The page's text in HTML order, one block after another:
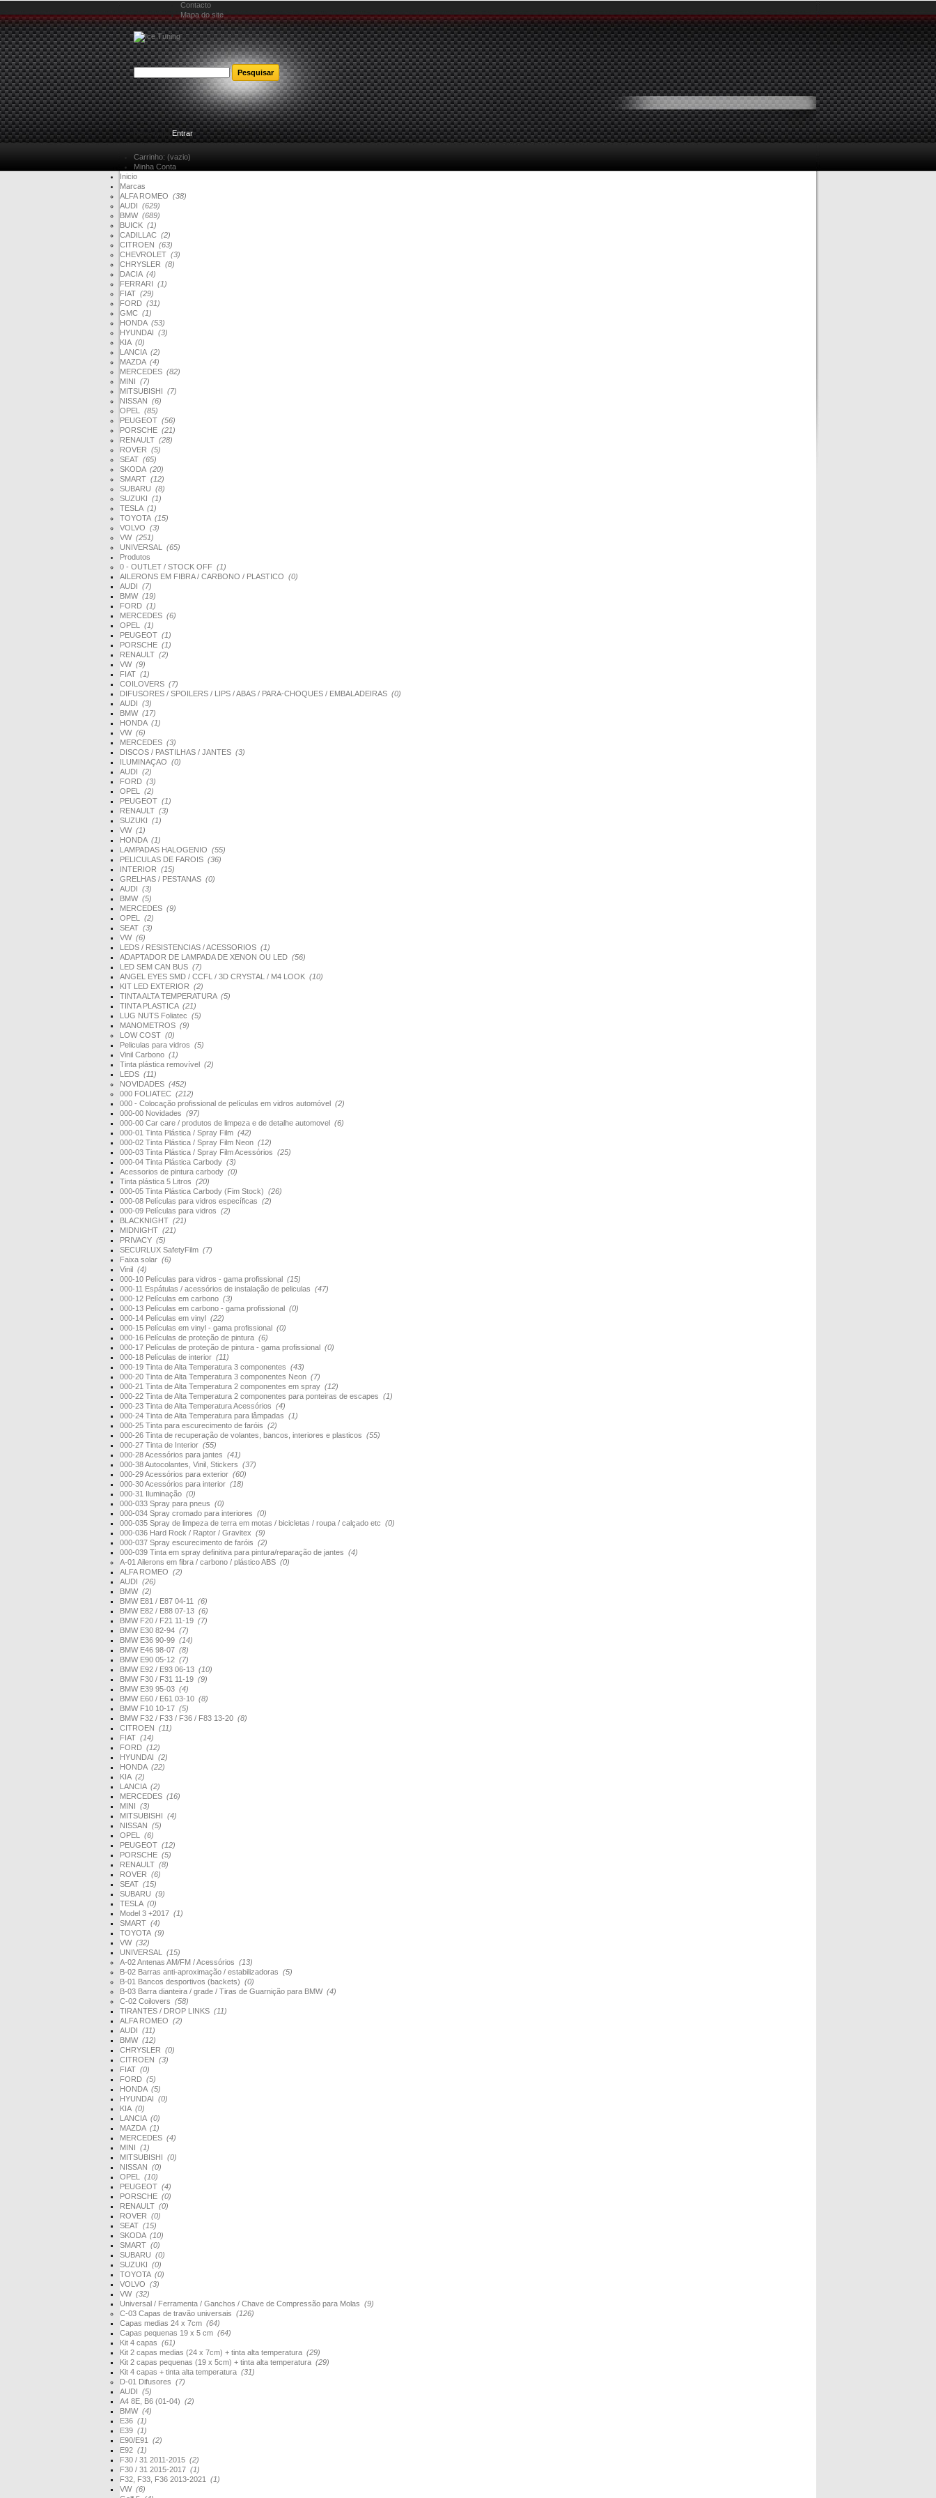
Contacto
Mapa do site
Bem-vindoEntrar
Carrinho: (vazio)
Minha Conta
Inicio
Marcas
ALFA ROMEO (38)
AUDI (629)
BMW (689)
BUICK (1)
CADILLAC (2)
CITROEN (63)
CHEVROLET (3)
CHRYSLER (8)
DACIA (4)
FERRARI (1)
FIAT (29)
FORD (31)
GMC (1)
HONDA (53)
HYUNDAI (3)
KIA (0)
LANCIA (2)
MAZDA (4)
MERCEDES (82)
MINI (7)
MITSUBISHI (7)
NISSAN (6)
OPEL (85)
PEUGEOT (56)
PORSCHE (21)
RENAULT (28)
ROVER (5)
SEAT (65)
SKODA (20)
SMART (12)
SUBARU (8)
SUZUKI (1)
TESLA (1)
TOYOTA (15)
VOLVO (3)
VW (251)
UNIVERSAL (65)
Produtos
0 - OUTLET / STOCK OFF (1)
AILERONS EM FIBRA / CARBONO / PLASTICO (0)
AUDI (7)
BMW (19)
FORD (1)
MERCEDES (6)
OPEL (1)
PEUGEOT (1)
PORSCHE (1)
RENAULT (2)
VW (9)
FIAT (1)
COILOVERS (7)
DIFUSORES / SPOILERS / LIPS / ABAS / PARA-CHOQUES / EMBALADEIRAS (0)
AUDI (3)
BMW (17)
HONDA (1)
VW (6)
MERCEDES (3)
DISCOS / PASTILHAS / JANTES (3)
ILUMINAÇAO (0)
AUDI (2)
FORD (3)
OPEL (2)
PEUGEOT (1)
RENAULT (3)
SUZUKI (1)
VW (1)
HONDA (1)
LAMPADAS HALOGENIO (55)
PELICULAS DE FAROIS (36)
INTERIOR (15)
GRELHAS / PESTANAS (0)
AUDI (3)
BMW (5)
MERCEDES (9)
OPEL (2)
SEAT (3)
VW (6)
LEDS / RESISTENCIAS / ACESSORIOS (1)
ADAPTADOR DE LAMPADA DE XENON OU LED (56)
LED SEM CAN BUS (7)
ANGEL EYES SMD / CCFL / 3D CRYSTAL / M4 LOOK (10)
KIT LED EXTERIOR (2)
TINTA ALTA TEMPERATURA (5)
TINTA PLASTICA (21)
LUG NUTS Foliatec (5)
MANOMETROS (9)
LOW COST (0)
Peliculas para vidros (5)
Vinil Carbono (1)
Tinta plástica removível (2)
LEDS (11)
NOVIDADES (452)
000 FOLIATEC (212)
000 - Colocação profissional de películas em vidros automóvel (2)
000-00 Novidades (97)
000-00 Car care / produtos de limpeza e de detalhe automovel (6)
000-01 Tinta Plástica / Spray Film (42)
000-02 Tinta Plástica / Spray Film Neon (12)
000-03 Tinta Plástica / Spray Film Acessórios (25)
000-04 Tinta Plástica Carbody (3)
Acessorios de pintura carbody (0)
Tinta plástica 5 Litros (20)
000-05 Tinta Plástica Carbody (Fim Stock) (26)
000-08 Películas para vidros específicas (2)
000-09 Películas para vidros (2)
BLACKNIGHT (21)
MIDNIGHT (21)
PRIVACY (5)
SECURLUX SafetyFilm (7)
Faixa solar (6)
Vinil (4)
000-10 Películas para vidros - gama profissional (15)
000-11 Espátulas / acessórios de instalação de peliculas (47)
000-12 Películas em carbono (3)
000-13 Películas em carbono - gama profissional (0)
000-14 Películas em vinyl (22)
000-15 Películas em vinyl - gama profissional (0)
000-16 Películas de proteção de pintura (6)
000-17 Películas de proteção de pintura - gama profissional (0)
000-18 Películas de interior (11)
000-19 Tinta de Alta Temperatura 3 componentes (43)
000-20 Tinta de Alta Temperatura 3 componentes Neon (7)
000-21 Tinta de Alta Temperatura 2 componentes em spray (12)
000-22 Tinta de Alta Temperatura 2 componentes para ponteiras de escapes (1)
000-23 Tinta de Alta Temperatura Acessórios (4)
000-24 Tinta de Alta Temperatura para lâmpadas (1)
000-25 Tinta para escurecimento de faróis (2)
000-26 Tinta de recuperação de volantes, bancos, interiores e plasticos (55)
000-27 Tinta de Interior (55)
000-28 Acessórios para jantes (41)
000-38 Autocolantes, Vinil, Stickers (37)
000-29 Acessórios para exterior (60)
000-30 Acessórios para interior (18)
000-31 Iluminação (0)
000-033 Spray para pneus (0)
000-034 Spray cromado para interiores (0)
000-035 Spray de limpeza de terra em motas / bicicletas / roupa / calçado etc (0)
000-036 Hard Rock / Raptor / Gravitex (9)
000-037 Spray escurecimento de faróis (2)
000-039 Tinta em spray definitiva para pintura/reparação de jantes (4)
A-01 Ailerons em fibra / carbono / plástico ABS (0)
ALFA ROMEO (2)
AUDI (26)
BMW (2)
BMW E81 / E87 04-11 (6)
BMW E82 / E88 07-13 (6)
BMW F20 / F21 11-19 (7)
BMW E30 82-94 (7)
BMW E36 90-99 (14)
BMW E46 98-07 (8)
BMW E90 05-12 (7)
BMW E92 / E93 06-13 (10)
BMW F30 / F31 11-19 (9)
BMW E39 95-03 (4)
BMW E60 / E61 03-10 (8)
BMW F10 10-17 (5)
BMW F32 / F33 / F36 / F83 13-20 (8)
CITROEN (11)
FIAT (14)
FORD (12)
HYUNDAI (2)
HONDA (22)
KIA (2)
LANCIA (2)
MERCEDES (16)
MINI (3)
MITSUBISHI (4)
NISSAN (5)
OPEL (6)
PEUGEOT (12)
PORSCHE (5)
RENAULT (8)
ROVER (6)
SEAT (15)
SUBARU (9)
TESLA (0)
Model 3 +2017 (1)
SMART (4)
TOYOTA (9)
VW (32)
UNIVERSAL (15)
A-02 Antenas AM/FM / Acessórios (13)
B-02 Barras anti-aproximação / estabilizadoras (5)
B-01 Bancos desportivos (backets) (0)
B-03 Barra dianteira / grade / Tiras de Guarnição para BMW (4)
C-02 Coilovers (58)
TIRANTES / DROP LINKS (11)
ALFA ROMEO (2)
AUDI (11)
BMW (12)
CHRYSLER (0)
CITROEN (3)
FIAT (0)
FORD (5)
HONDA (5)
HYUNDAI (0)
KIA (0)
LANCIA (0)
MAZDA (1)
MERCEDES (4)
MINI (1)
MITSUBISHI (0)
NISSAN (0)
OPEL (10)
PEUGEOT (4)
PORSCHE (0)
RENAULT (0)
ROVER (0)
SEAT (15)
SKODA (10)
SMART (0)
SUBARU (0)
SUZUKI (0)
TOYOTA (0)
VOLVO (3)
VW (32)
Universal / Ferramenta / Ganchos / Chave de Compressão para Molas (9)
C-03 Capas de travão universais (126)
Capas medias 24 x 7cm (64)
Capas pequenas 19 x 5 cm (64)
Kit 4 capas (61)
Kit 2 capas medias (24 x 7cm) + tinta alta temperatura (29)
Kit 2 capas pequenas (19 x 5cm) + tinta alta temperatura (29)
Kit 4 capas + tinta alta temperatura (31)
D-01 Difusores (7)
AUDI (5)
A4 8E, B6 (01-04) (2)
BMW (4)
E36 (1)
E39 (1)
E90/E91 (2)
E92 (1)
F30 / 31 2011-2015 (2)
F30 / 31 2015-2017 (1)
F32, F33, F36 2013-2021 (1)
VW (6)